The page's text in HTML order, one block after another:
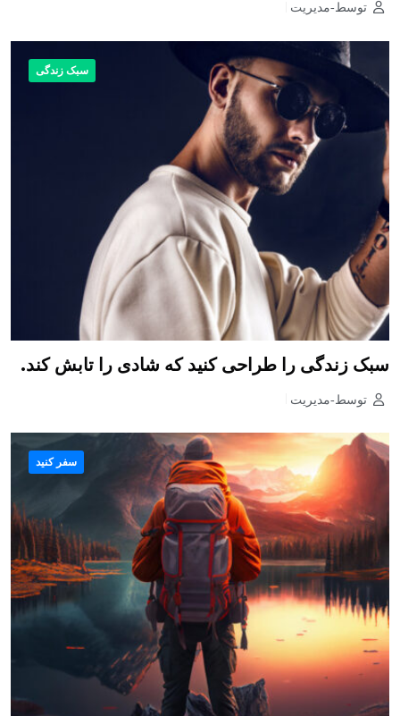
توسط-مدیریت
سبک زندگی
سبک زندگی را طراحی کنید که شادی را تابش کند.
توسط-مدیریت
سفر کنید